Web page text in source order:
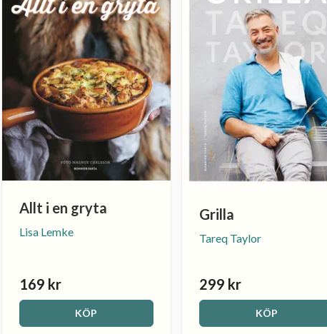
Allt i en gryta
Lisa Lemke
169 kr
KÖP
Grilla
Tareq Taylor
299 kr
KÖP